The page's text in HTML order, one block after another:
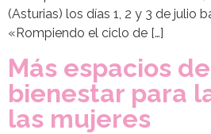
(Asturias) los días 1, 2 y 3 de julio
«Rompiendo el ciclo de […]
Más espacios
bienestar para
las mujeres